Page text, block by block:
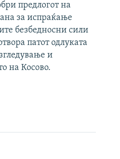
предлогот на
за испраќање
безбедносни сили
патот одлуката
и
на Косово.